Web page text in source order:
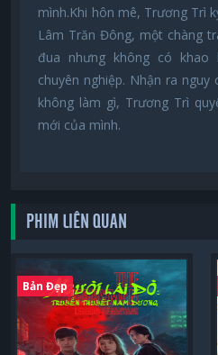
mình.Khi hôn mê, Trương Trì
Lâm Trăn Đông, một chàng
đua nhưng không có
chuyên nghiệp. Nhận ra
không làm gì, Trương Trì
mới của mình.
PHIM LIÊN QUAN
Bản Đẹp